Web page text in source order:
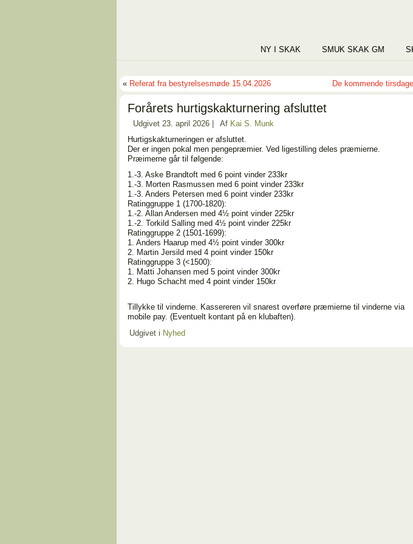
NY I SKAK SMUK SKAK GM
« Referat fra bestyrelsesmøde 15.04.2026 De kommende tirsdage
Forårets hurtigskakturnering afsluttet
Udgivet 23. april 2026 Af Kai S. Munk
Hurtigskakturneringen er afsluttet.
Der er ingen pokal men pengepræmier. Ved ligestilling deles præmierne.
Præimerne går til følgende:
1.-3. Aske Brandtoft med 6 point vinder 233kr
1.-3. Morten Rasmussen med 6 point vinder 233kr
1.-3. Anders Petersen med 6 point vinder 233kr
Ratinggruppe 1 (1700-1820):
1.-2. Allan Andersen med 4½ point vinder 225kr
1.-2. Torkild Salling med 4½ point vinder 225kr
Ratinggruppe 2 (1501-1699):
1. Anders Haarup med 4½ point vinder 300kr
2. Martin Jersild med 4 point vinder 150kr
Ratinggruppe 3 (<1500):
1. Matti Johansen med 5 point vinder 300kr
2. Hugo Schacht med 4 point vinder 150kr
Tillykke til vinderne. Kassereren vil snarest overføre præmierne til vinderne via
mobile pay. (Eventuelt kontant på en klubaften).
Udgivet i Nyhed